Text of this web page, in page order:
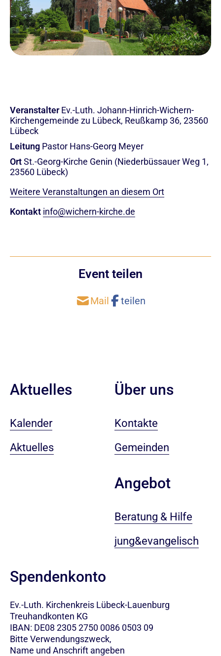
Veranstalter Ev.-Luth. Johann-Hinrich-Wichern-
Kirchengemeinde zu Lübeck, Reußkamp 36, 23560
Lübeck
Leitung Pastor Hans-Georg Meyer
OrtSt.-Georg-Kirche Genin (Niederbüssauer Weg 1,
23560 Lübeck)
Weitere Veranstaltungen an diesem Ort
Kontakt info@wichern-kirche.de
Event teilen
Aktuelles
Kalender
Aktuelles
Über uns
Kontakte
Gemeinden
Angebot
Beratung & Hilfe
jung&evangelisch
Spendenkonto
Ev.-Luth. Kirchenkreis Lübeck-Lauenburg
Treuhandkonten KG
IBAN: DE08 2305 2750 0086 0503 09
Bitte Verwendungszweck,
Name und Anschrift angeben